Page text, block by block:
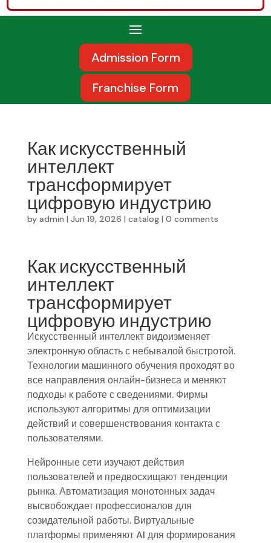
Admission Form
Franchise Form
Как искусственный
интеллект
трансформирует
цифровую индустрию
by admin | Jun 19, 2026 | catalog| 0 comments
Как искусственный
интеллект
трансформирует
цифровую индустрию
Искусственный интеллект видоизменяет
электронную область с небывалой быстротой.
Технологии машинного обучения проходят во
все направления онлайн-бизнеса и меняют
подходы к работе с сведениями. Фирмы
используют алгоритмы для оптимизации
действий и совершенствования контакта с
пользователями.
Нейронные сети изучают действия
пользователей и предвосхищают тенденции
рынка. Автоматизация монотонных задач
высвобождает профессионалов для
созидательной работы. Виртуальные
платформы применяют AI для формирования